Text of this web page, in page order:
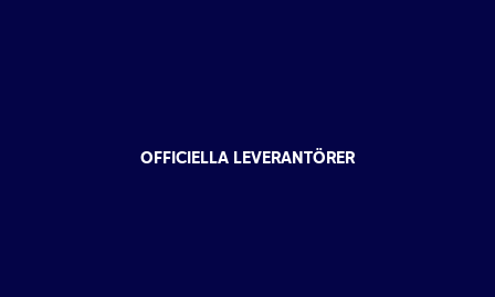
OFFICIELLA LEVERANTÖRER